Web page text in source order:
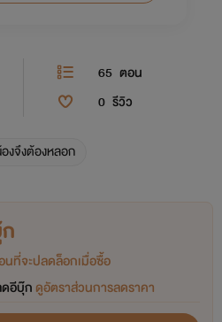
65 ตอน
0 รีวิว
งจึงต้องหลอก
นที่จะปลดล็อกเมื่อซื้อ
อีบุ๊ก ดูอัตราส่วนการลดราคา